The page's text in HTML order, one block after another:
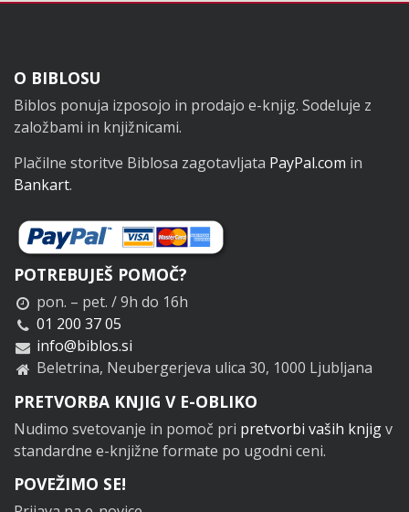
Noga
O BIBLOSU
Biblos ponuja izposojo in prodajo e-knjig. Sodeluje z
založbami in knjižnicami.
Plačilne storitve Biblosa zagotavljata PayPal.com in
Bankart.
POTREBUJEŠ POMOČ?
pon. – pet. / 9h do 16h
01 200 37 05
info@biblos.si
Beletrina, Neubergerjeva ulica 30, 1000 Ljubljana
PRETVORBA KNJIG V E-OBLIKO
Nudimo svetovanje in pomoč pri pretvorbi vaših knjigv
standardne e-knjižne formate po ugodni ceni.
POVEŽIMO SE!